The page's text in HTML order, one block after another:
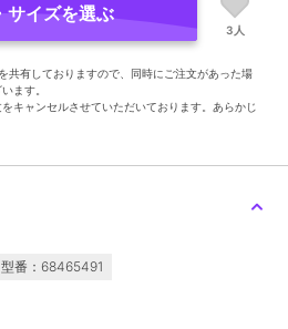
サイズを選ぶ
3人
共有しておりますので、同時にご注文があった場
ます。
キャンセルさせていただいております。あらかじ
型番：68465491